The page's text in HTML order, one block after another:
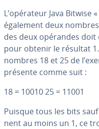
L’opérateur Java Bitwise
également deux
des deux opérandes doit
pour obtenir le résultat
nombres 18 et 25 de
présente comme suit :
18 = 10010 25 = 11001
Puisque tous les bits
nent au moins un 1, ce